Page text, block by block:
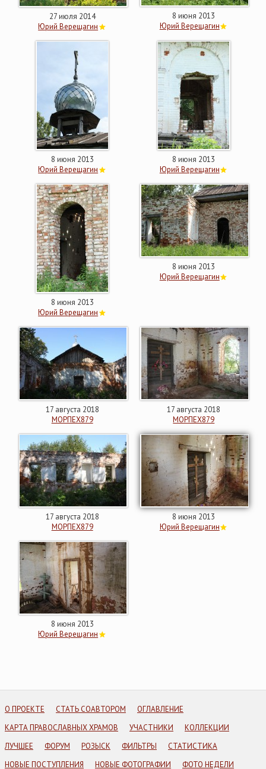
27 июля 2014
Юрий Верещагин
8 июня 2013
Юрий Верещагин
8 июня 2013
Юрий Верещагин
8 июня 2013
Юрий Верещагин
8 июня 2013
Юрий Верещагин
8 июня 2013
Юрий Верещагин
17 августа 2018
МОРПЕХ879
17 августа 2018
МОРПЕХ879
17 августа 2018
МОРПЕХ879
8 июня 2013
Юрий Верещагин
8 июня 2013
Юрий Верещагин
О ПРОЕКТЕ СТАТЬ СОАВТОРОМ
ОГЛАВЛЕНИЕ
КАРТА ПРАВОСЛАВНЫХ ХРАМОВ
УЧАСТНИКИ
КОЛЛЕКЦИИ
ЛУЧШЕЕ
ФОРУМ РОЗЫСК ФИЛЬТРЫ
СТАТИСТИКА
НОВЫЕ ПОСТУПЛЕНИЯ
НОВЫЕ ФОТОГРАФИИ ФОТО НЕДЕЛИ